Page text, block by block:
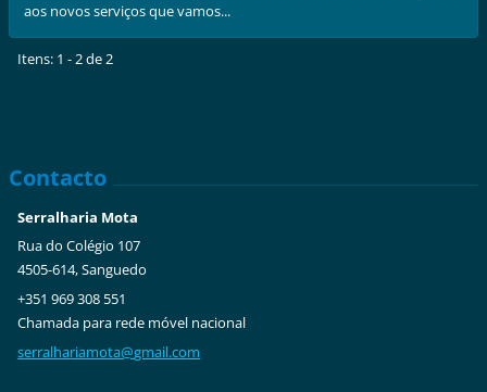
aos novos serviços que vamos...
Itens: 1 - 2 de 2
Contacto
Serralharia Mota
Rua do Colégio 107
4505-614, Sanguedo
+351 969 308 551
Chamada para rede móvel nacional
serralhariamota@gmail.com